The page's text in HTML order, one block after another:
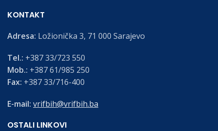
KONTAKT
Adresa: Ložionička 3, 71 000 Sarajevo
Tel.: +387 33/723 550
Mob.: +387 61/985 250
Fax: +387 33/716-400
E-mail: vrifbih@vrifbih.ba
OSTALI LINKOVI